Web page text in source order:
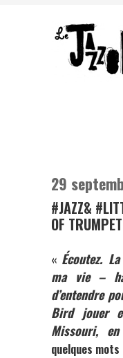
29
#JAZZ&
OF
« Écoutez.
ma vie –
d’entendre
Bird jouer
Missouri,
quelques mots